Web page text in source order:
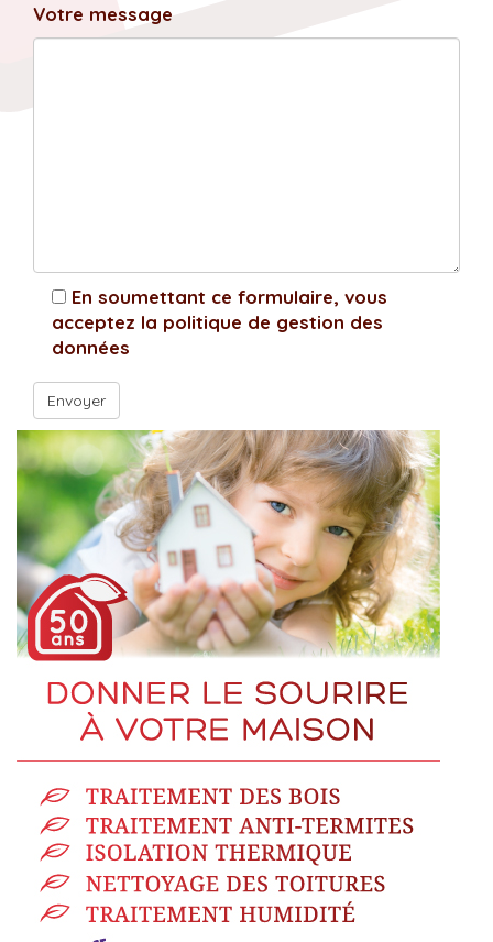
Votre message
En soumettant ce formulaire, vous
acceptez la politique de gestion des
données